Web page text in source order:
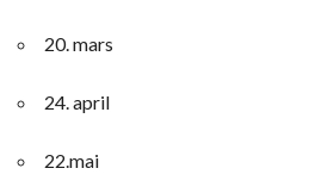
20. mars
24. april
22.mai